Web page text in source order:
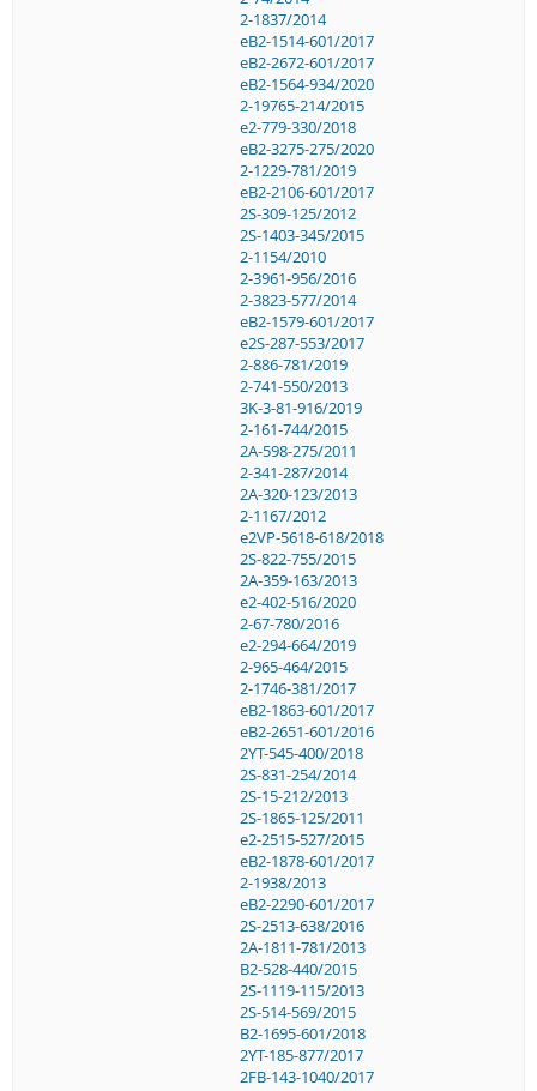
2-1837/2014
eB2-1514-601/2017
eB2-2672-601/2017
eB2-1564-934/2020
2-19765-214/2015
e2-779-330/2018
eB2-3275-275/2020
2-1229-781/2019
eB2-2106-601/2017
2S-309-125/2012
2S-1403-345/2015
2-1154/2010
2-3961-956/2016
2-3823-577/2014
eB2-1579-601/2017
e2S-287-553/2017
2-886-781/2019
2-741-550/2013
3K-3-81-916/2019
2-161-744/2015
2A-598-275/2011
2-341-287/2014
2A-320-123/2013
2-1167/2012
e2VP-5618-618/2018
2S-822-755/2015
2A-359-163/2013
e2-402-516/2020
2-67-780/2016
e2-294-664/2019
2-965-464/2015
2-1746-381/2017
eB2-1863-601/2017
eB2-2651-601/2016
2YT-545-400/2018
2S-831-254/2014
2S-15-212/2013
2S-1865-125/2011
e2-2515-527/2015
eB2-1878-601/2017
2-1938/2013
eB2-2290-601/2017
2S-2513-638/2016
2A-1811-781/2013
B2-528-440/2015
2S-1119-115/2013
2S-514-569/2015
B2-1695-601/2018
2YT-185-877/2017
2FB-143-1040/2017